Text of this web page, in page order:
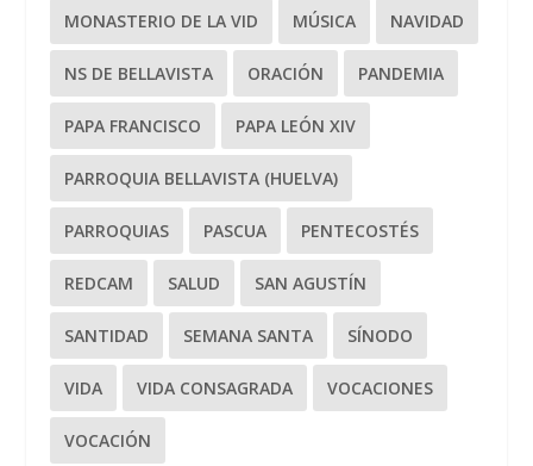
MONASTERIO DE LA VID MÚSICA NAVIDAD
NS DE BELLAVISTA ORACIÓN PANDEMIA
PAPA FRANCISCO PAPA LEÓN XIV
PARROQUIA BELLAVISTA (HUELVA)
PARROQUIAS PASCUA PENTECOSTÉS
REDCAM SALUD SAN AGUSTÍN
SANTIDAD SEMANA SANTA SÍNODO
VIDA VIDA CONSAGRADA VOCACIONES
VOCACIÓN